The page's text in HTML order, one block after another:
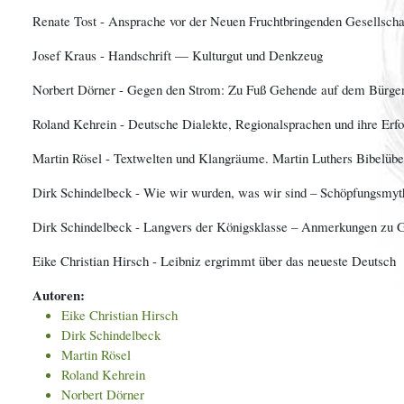
Renate Tost - Ansprache vor der Neuen Fruchtbringenden
Josef Kraus - Handschrift — Kulturgut und Denkzeug
Norbert Dörner - Gegen den Strom: Zu Fuß Gehende auf dem
Roland Kehrein - Deutsche Dialekte, Regionalsprachen und ihre
Martin Rösel - Textwelten und Klangräume. Martin Luthers
Dirk Schindelbeck - Wie wir wurden, was wir sind –
Dirk Schindelbeck - Langvers der Königsklasse – Anmerkungen zu
Eike Christian Hirsch - Leibniz ergrimmt über das neueste Deutsch
Autoren:
Eike Christian Hirsch
Dirk Schindelbeck
Martin Rösel
Roland Kehrein
Norbert Dörner